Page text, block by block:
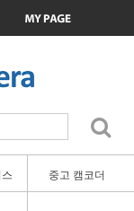
중고 캠코더